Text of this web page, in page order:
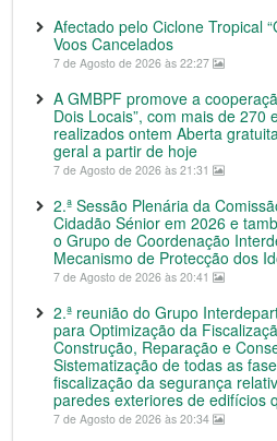
Afectado pelo Ciclone Tropical
Voos Cancelados
7 de Agosto de 2026 às 22:27
A GMBPF promove a
Dois Locais”, com mais de 270
realizados ontem Aberta
geral a partir de hoje
7 de Agosto de 2026 às 21:31
2.ª Sessão Plenária da
Cidadão Sénior em 2026 e
o Grupo de Coordenação
Mecanismo de Protecção dos
7 de Agosto de 2026 às 20:41
2.ª reunião do Grupo
para Optimização da
Construção, Reparação e
Sistematização de todas as
fiscalização da segurança
paredes exteriores de edifícios
7 de Agosto de 2026 às 20:34